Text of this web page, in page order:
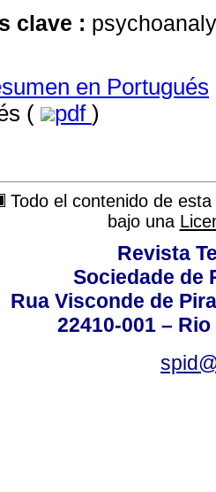
clave :
en Portugués
(
pdf )
Todo el contenido de
bajo una
Revista
Sociedade de
Rua Visconde de
22410-001 –